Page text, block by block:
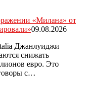
«Милана» от
09.08.2026
Джанлуиджи
снижать
евро. Это
с…